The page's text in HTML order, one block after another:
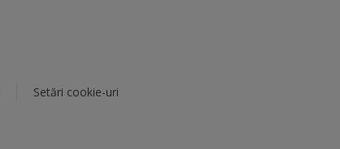
Setări cookie-uri